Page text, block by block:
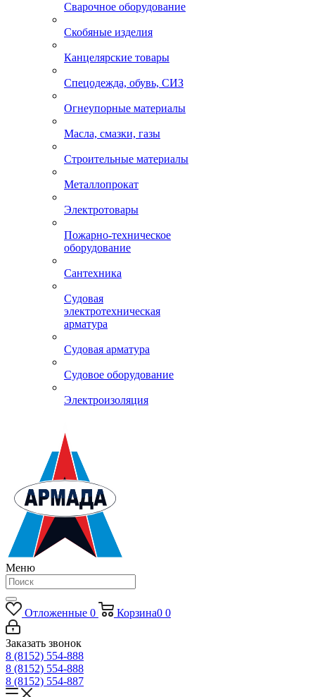
Сварочное оборудование
Скобяные изделия
Канцелярские товары
Спецодежда, обувь, СИЗ
Огнеупорные материалы
Масла, смазки, газы
Строительные материалы
Металлопрокат
Электротовары
Пожарно-техническое
оборудование
Сантехника
Судовая
электротехническая
арматура
Судовая арматура
Судовое оборудование
Электроизоляция
Меню
Отложенные 0 Корзина0 0
Заказать звонок
8 (8152) 554-888
8 (8152) 554-888
8 (8152) 554-887